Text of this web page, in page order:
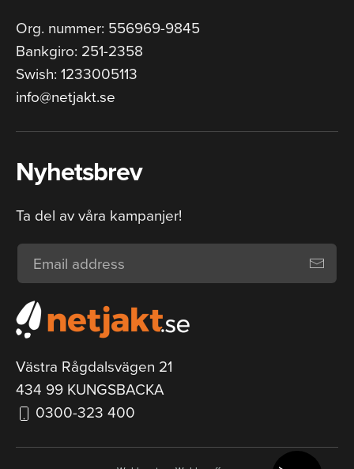
Org. nummer: 556969-9845
Bankgiro: 251-2358
Swish: 1233005113
info@netjakt.se
Nyhetsbrev
Ta del av våra kampanjer!
Västra Rågdalsvägen 21
434 99 KUNGSBACKA
0300-323 400